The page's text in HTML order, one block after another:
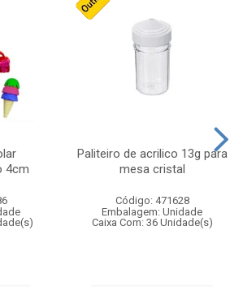
4cm
Paliteiro de acrilico 13g para
mesa cristal
Código: 471628
Embalagem: Unidade
Caixa Com: 36 Unidade(s)